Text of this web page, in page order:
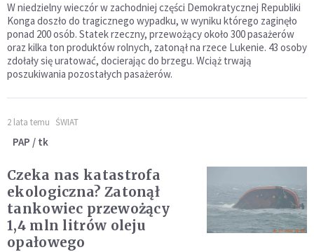
W niedzielny wieczór w zachodniej części Demokratycznej Republiki
Konga doszło do tragicznego wypadku, w wyniku którego zaginęło
ponad 200 osób. Statek rzeczny, przewożący około 300 pasażerów
oraz kilka ton produktów rolnych, zatonął na rzece Lukenie. 43 osoby
zdołały się uratować, docierając do brzegu. Wciąż trwają
poszukiwania pozostałych pasażerów.
2 lata temu ŚWIAT
PAP / tk
Czeka nas katastrofa
ekologiczna? Zatonął
tankowiec przewożący
1,4 mln litrów oleju
opałowego